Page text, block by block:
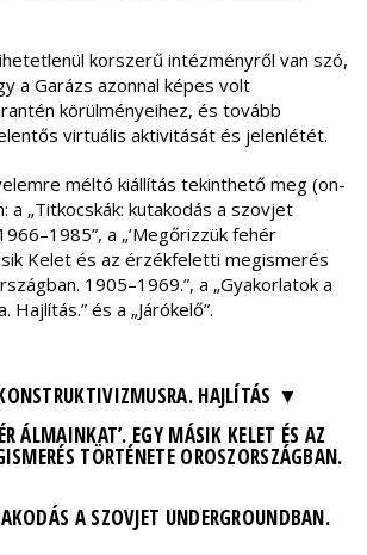
korszerű intézményről van szó,
a Garázs azonnal képes volt
körülményeihez, és tovább
virtuális aktivitását és jelenlétét.
méltó kiállítás tekinthető meg (on-
a „Titkocskák: kutakodás a szovjet
a „’Megőrizzük fehér
Kelet és az érzékfeletti megismerés
1905–1969.”, a „Gyakorlatok a
és a „Járókelő”.
HAJLÍTÁS
ÁLMAINKAT’. EGY MÁSIK KELET ÉS AZ
TÖRTÉNETE OROSZORSZÁGBAN.
A SZOVJET UNDERGROUNDBAN.